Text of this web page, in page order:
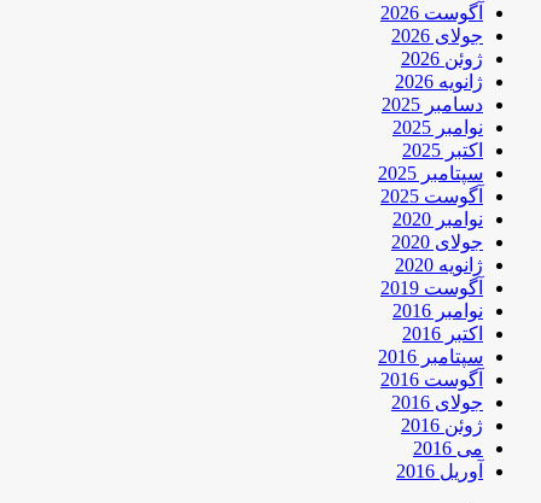
آگوست 2026
جولای 2026
ژوئن 2026
ژانویه 2026
دسامبر 2025
نوامبر 2025
اکتبر 2025
سپتامبر 2025
آگوست 2025
نوامبر 2020
جولای 2020
ژانویه 2020
آگوست 2019
نوامبر 2016
اکتبر 2016
سپتامبر 2016
آگوست 2016
جولای 2016
ژوئن 2016
می 2016
آوریل 2016